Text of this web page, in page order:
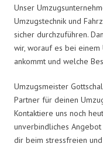
Unser
Umzugstechnik und
sicher durchzuführen.
wir, worauf es bei einem
ankommt und welche
Umzugsmeister
Partner für deinen
Kontaktiere uns noch
unverbindliches
dir beim stressfreien